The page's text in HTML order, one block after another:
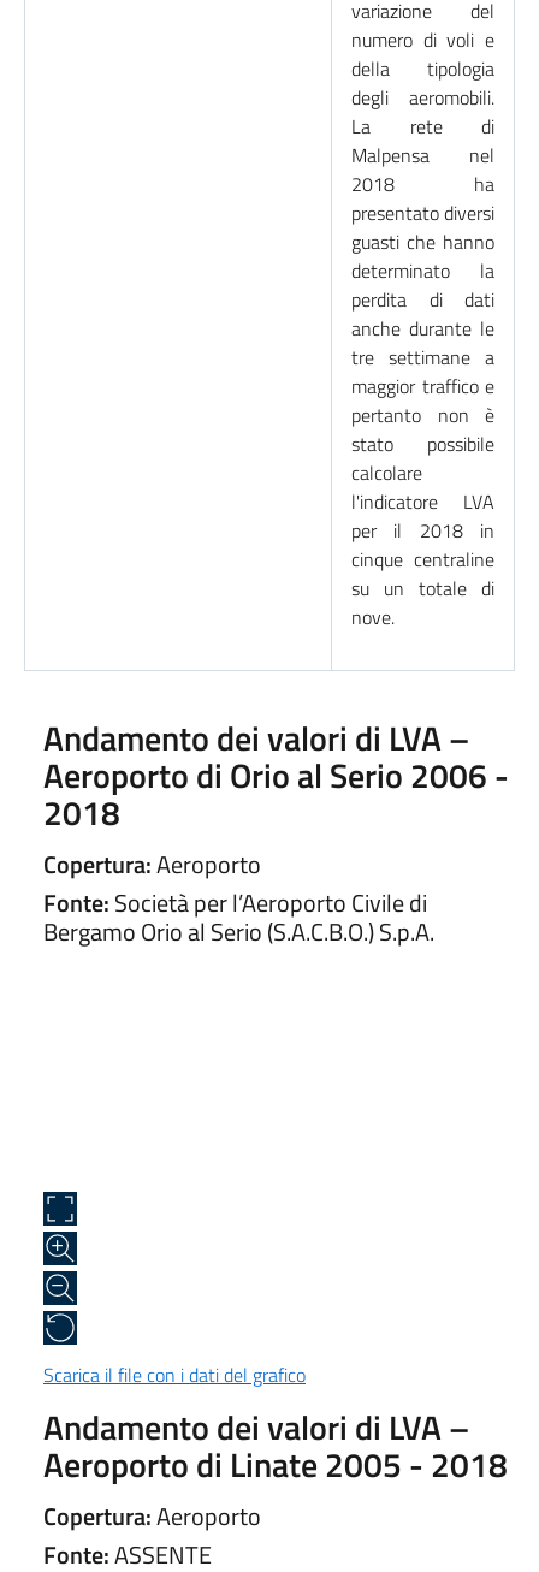
variazione del
numero di voli e
della tipologia
degli aeromobili.
La rete di
Malpensa nel
2018 ha
presentato diversi
guasti che hanno
determinato la
perdita di dati
anche durante le
tre settimane a
maggior traffico e
pertanto non è
stato possibile
calcolare
l'indicatore LVA
per il 2018 in
cinque centraline
su un totale di
nove.
Andamento dei valori di LVA –
Aeroporto di Orio al Serio 2006 -
2018
Copertura:Aeroporto
Fonte:Società per l’Aeroporto Civile di
Bergamo Orio al Serio (S.A.C.B.O.) S.p.A.
Scarica il file con i dati del grafico
Andamento dei valori di LVA –
Aeroporto di Linate 2005 - 2018
Copertura:Aeroporto
Fonte:ASSENTE